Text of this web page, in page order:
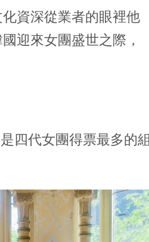
資深從業者的眼裡他
迎來女團盛世之際，
四代女團得票最多的組